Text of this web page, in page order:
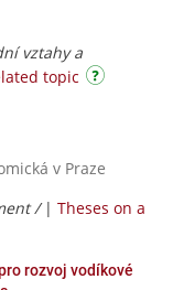
vztahy a
topic
v Praze
/ | Theses on a
rozvoj vodíkové